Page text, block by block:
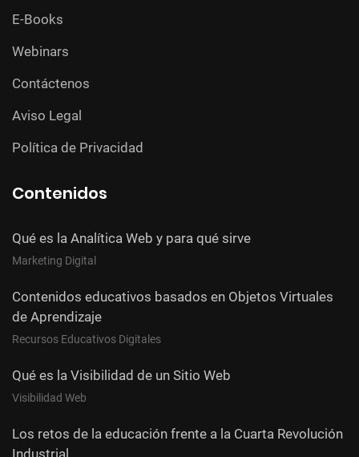
E-Books
Webinars
Contáctenos
Aviso Legal
Política de Privacidad
Contenidos
Qué es la Analítica Web y para qué sirve
Marketing Digital
Contenidos educativos basados en Objetos Virtuales
de Aprendizaje
Recursos Educativos Digitales
Qué es la Visibilidad de un Sitio Web
Visibilidad Web
Los retos de la educación frente a la Cuarta Revolución